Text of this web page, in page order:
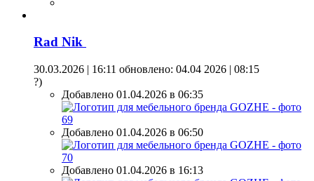
Rad Nik
30.03.2026 | 16:11 обновлено: 04.04 2026 | 08:15
?)
Добавлено 01.04.2026 в 06:35
Добавлено 01.04.2026 в 06:50
Добавлено 01.04.2026 в 16:13